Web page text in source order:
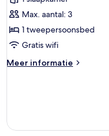
ladenMax. aantal: 3
1 tweepersoonsbed
Gratis wifi
Meer informatie
Meer